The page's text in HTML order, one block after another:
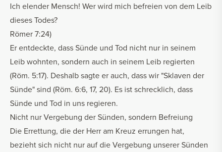
Ich elender Mensch! Wer wird mich befreien von dem Leib
dieses Todes?
Römer 7:24)
Er entdeckte, dass Sünde und Tod nicht nur in seinem
Leib wohnten, sondern auch in seinem Leib regierten
(Röm. 5:17). Deshalb sagte er auch, dass wir "Sklaven der
Sünde" sind (Röm. 6:6, 17, 20). Es ist schrecklich, dass
Sünde und Tod in uns regieren.
Nicht nur Vergebung der Sünden, sondern Befreiung
Die Errettung, die der Herr am Kreuz errungen hat,
bezieht sich nicht nur auf die Vergebung unserer Sünden